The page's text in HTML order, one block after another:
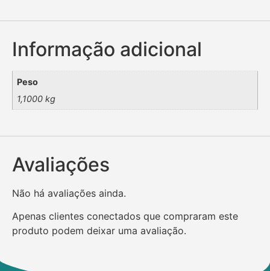
Informação adicional
Peso
1,1000 kg
Avaliações
Não há avaliações ainda.
Apenas clientes conectados que compraram este
produto podem deixar uma avaliação.